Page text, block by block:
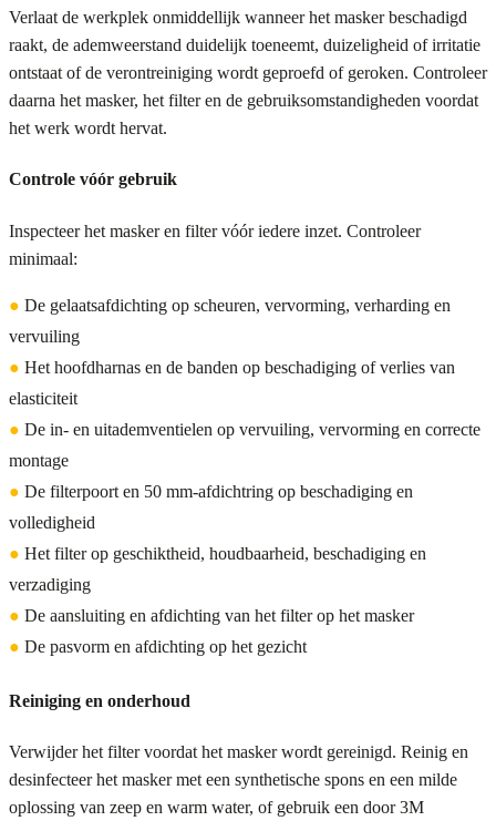
Verlaat de werkplek onmiddellijk wanneer het masker beschadigd
raakt, de ademweerstand duidelijk toeneemt, duizeligheid of irritatie
ontstaat of de verontreiniging wordt geproefd of geroken. Controleer
daarna het masker, het filter en de gebruiksomstandigheden voordat
het werk wordt hervat.
Controle vóór gebruik
Inspecteer het masker en filter vóór iedere inzet. Controleer
minimaal:
● De gelaatsafdichting op scheuren, vervorming, verharding en
vervuiling
● Het hoofdharnas en de banden op beschadiging of verlies van
elasticiteit
● De in- en uitademventielen op vervuiling, vervorming en correcte
montage
● De filterpoort en 50 mm-afdichtring op beschadiging en
volledigheid
● Het filter op geschiktheid, houdbaarheid, beschadiging en
verzadiging
● De aansluiting en afdichting van het filter op het masker
● De pasvorm en afdichting op het gezicht
Reiniging en onderhoud
Verwijder het filter voordat het masker wordt gereinigd. Reinig en
desinfecteer het masker met een synthetische spons en een milde
oplossing van zeep en warm water, of gebruik een door 3M